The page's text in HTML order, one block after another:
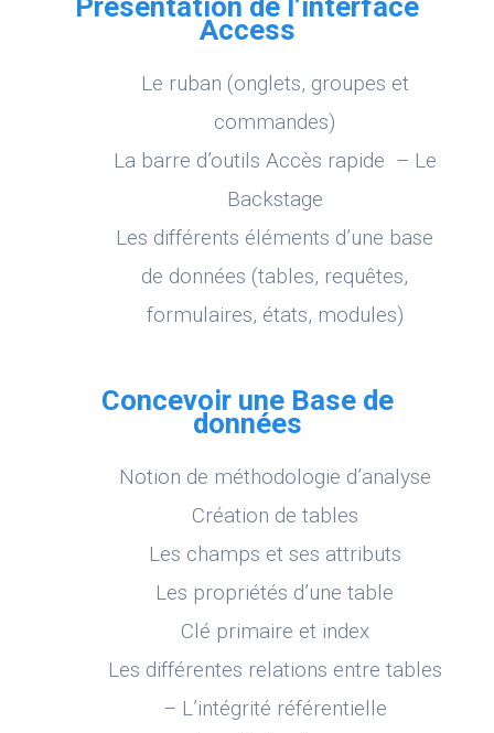
Présentation de l’interface
Access
Le ruban (onglets, groupes et
commandes)
La barre d’outils Accès rapide – Le
Backstage
Les différents éléments d’une base
de données (tables, requêtes,
formulaires, états, modules)
Concevoir une Base de
données
Notion de méthodologie d’analyse
Création de tables
Les champs et ses attributs
Les propriétés d’une table
Clé primaire et index
Les différentes relations entre tables
– L’intégrité référentielle